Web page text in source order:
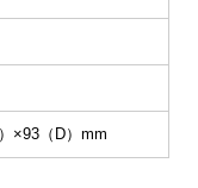
×93（D）mm